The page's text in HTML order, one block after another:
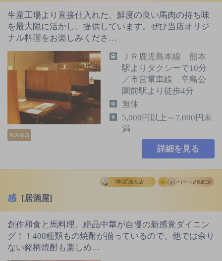
生産工場より直接仕入れた、鮮度の良い馬肉の持ち味
を最大限に活かし、提供しています。ぜひ当店オリジ
ナル料理をお楽しみくださ…
飲み放題
ＪＲ鹿児島本線 熊本
駅よりタクシーで10分
／市営電車線 辛島公
園前駅より徒歩4分
無休
5,000円以上～7,000円未
満
詳細を見る
感 [居酒屋]
創作和食と馬料理、絶品中華が自慢の新感覚ダイニン
グ！！400種類もの焼酎が揃っているので、他では余り
ない銘柄焼酎も楽しめ…